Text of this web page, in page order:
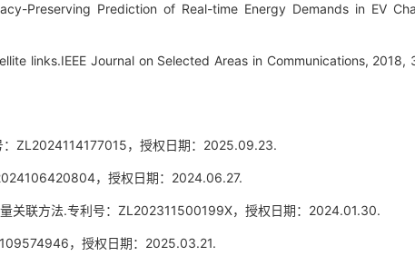
Preserving Prediction of Real-time Energy Demands in EV
links.IEEE Journal on Selected Areas in Communications, 2018,
：ZL2024114177015，授权日期：2025.09.23.
，授权日期：2024.06.27.
关联方法.专利号：ZL202311500199X，授权日期：2024.01.30.
，授权日期：2025.03.21.